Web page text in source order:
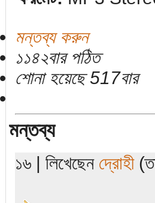
মন্তব্য করুন
১১৪২বার পঠিত
শোনা হয়েছে 517বার
মন্তব্য
১৬ | লিখেছেন দ্রোহী